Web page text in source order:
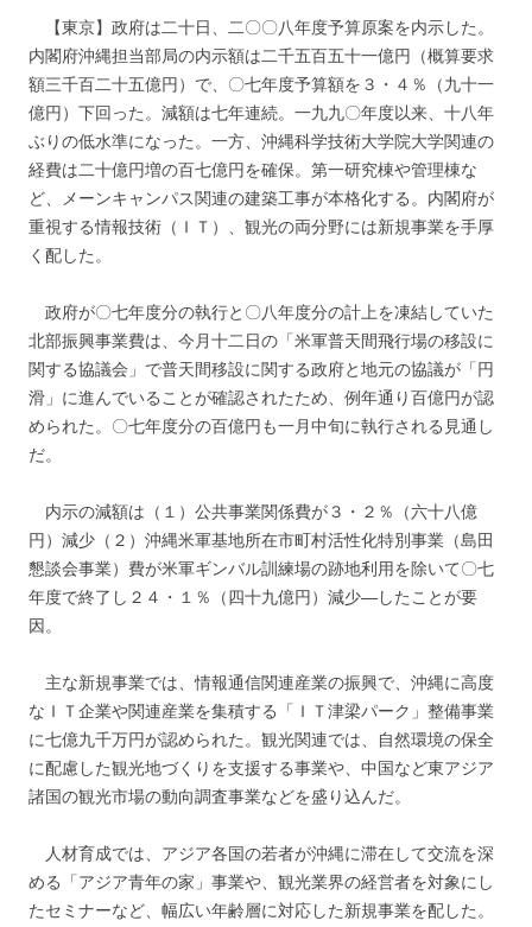
【東京】政府は二十日、二〇〇八年度予算原案を内示した。
内閣府沖縄担当部局の内示額は二千五百五十一億円（概算要求
額三千百二十五億円）で、〇七年度予算額を３・４％（九十一
億円）下回った。減額は七年連続。一九九〇年度以来、十八年
ぶりの低水準になった。一方、沖縄科学技術大学院大学関連の
経費は二十億円増の百七億円を確保。第一研究棟や管理棟な
ど、メーンキャンパス関連の建築工事が本格化する。内閣府が
重視する情報技術（ＩＴ）、観光の両分野には新規事業を手厚
く配した。
政府が〇七年度分の執行と〇八年度分の計上を凍結していた
北部振興事業費は、今月十二日の「米軍普天間飛行場の移設に
関する協議会」で普天間移設に関する政府と地元の協議が「円
滑」に進んでいることが確認されたため、例年通り百億円が認
められた。〇七年度分の百億円も一月中旬に執行される見通し
だ。
内示の減額は（１）公共事業関係費が３・２％（六十八億
円）減少（２）沖縄米軍基地所在市町村活性化特別事業（島田
懇談会事業）費が米軍ギンバル訓練場の跡地利用を除いて〇七
年度で終了し２４・１％（四十九億円）減少―したことが要
因。
主な新規事業では、情報通信関連産業の振興で、沖縄に高度
なＩＴ企業や関連産業を集積する「ＩＴ津梁パーク」整備事業
に七億九千万円が認められた。観光関連では、自然環境の保全
に配慮した観光地づくりを支援する事業や、中国など東アジア
諸国の観光市場の動向調査事業などを盛り込んだ。
人材育成では、アジア各国の若者が沖縄に滞在して交流を深
める「アジア青年の家」事業や、観光業界の経営者を対象にし
たセミナーなど、幅広い年齢層に対応した新規事業を配した。